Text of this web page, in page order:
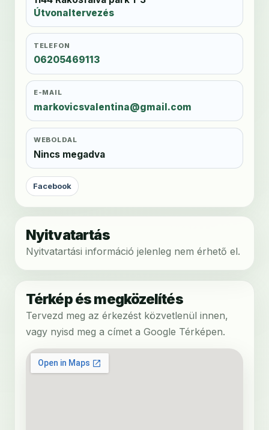
Útvonaltervezés
TELEFON
06205469113
E-MAIL
markovicsvalentina@gmail.com
WEBOLDAL
Nincs megadva
Facebook
Nyitvatartás
Nyitvatartási információ jelenleg nem érhető el.
Térkép és megközelítés
Tervezd meg az érkezést közvetlenül innen,
vagy nyisd meg a címet a Google Térképen.